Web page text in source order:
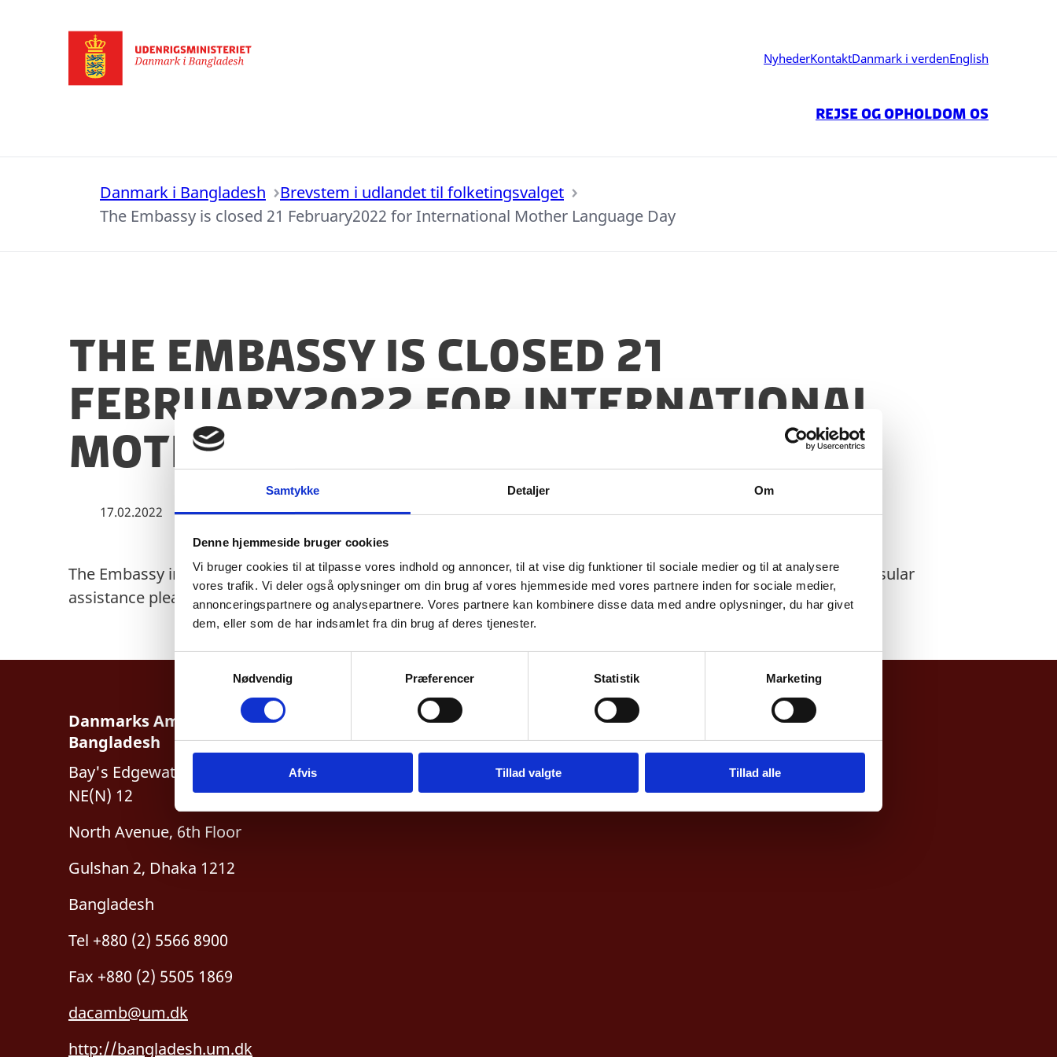
Samtykke Detaljer Om
Denne hjemmeside bruger cookies
Vi bruger cookies til at tilpasse vores indhold og annoncer, til at vise dig funktioner til sociale medier og til at analysere
vores trafik. Vi deler også oplysninger om din brug af vores hjemmeside med vores partnere inden for sociale medier,
annonceringspartnere og analysepartnere. Vores partnere kan kombinere disse data med andre oplysninger, du har givet
dem, eller som de har indsamlet fra din brug af deres tjenester.
S
t
k
v
a
g
Nødvendig Præferencer Statistik Marketing
Afvis Tillad valgte Tillad alle
NyhederKontaktDanmark i verdenEnglish
Rejse og OpholdOm os
Danmark i Bangladesh
Brevstem i udlandet til folketingsvalget
The Embassy is closed 21 February2022 for International Mother Language Day
The Embassy is closed 21
February2022 for International
Mother Language Day
17.02.2022
The Embassy in Dhaka is closed 21 February 2022 forInternational Mother Language Day. In case of urgent consular
assistance please contact the Ministry’s 24/7 Operations Centre in Copenhagen, phone: +45 3392 1112.
Danmarks Ambassade,
Bangladesh
Bay's Edgewater, Plot no.
NE(N) 12
North Avenue, 6th Floor
Gulshan 2, Dhaka 1212
Bangladesh
Tel +880 (2) 5566 8900
Fax +880 (2) 5505 1869
dacamb@um.dk
http://bangladesh.um.dk